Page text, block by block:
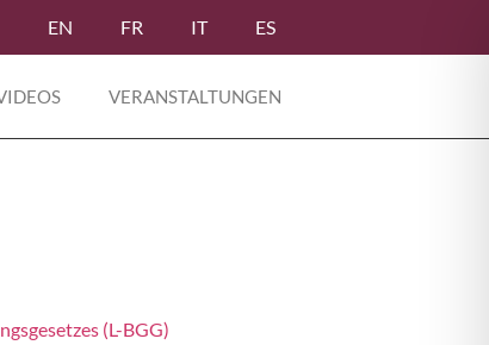
EN FR IT ES
VERANSTALTUNGEN
(L-BGG)